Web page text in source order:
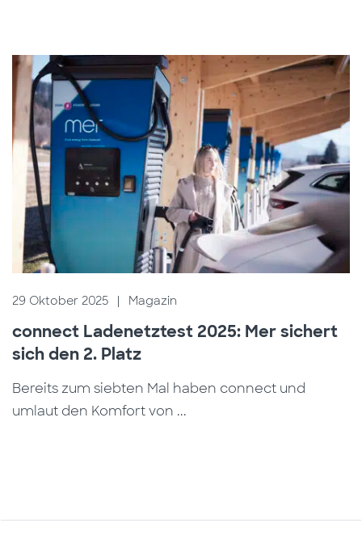
29 Oktober 2025 | Magazin
connect Ladenetztest 2025: Mer sichert
sich den 2. Platz
Bereits zum siebten Mal haben connect und
umlaut den Komfort von ...